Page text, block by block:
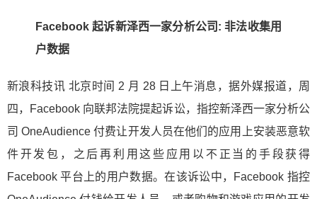
Facebook 起诉新泽西一家分析公司: 非法收集用
户数据
新浪科技讯 北京时间 2 月 28 日上午消息，据外媒报道，周
四，Facebook 向联邦法院提起诉讼，指控新泽西一家分析公
司 OneAudience 付费让开发人员在他们的应用上安装恶意软
件开发包，之后再利用这些应用以不正当的手段获得
Facebook 平台上的用户数据。在该诉讼中，Facebook 指控